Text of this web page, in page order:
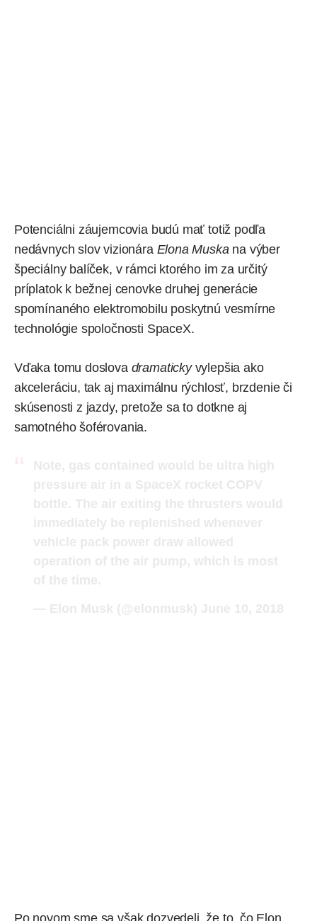
Potenciálni záujemcovia budú mať totiž podľa
nedávnych slov vizionára Elona Muska na výber
špeciálny balíček, v rámci ktorého im za určitý
príplatok k bežnej cenovke druhej generácie
spomínaného elektromobilu poskytnú vesmírne
technológie spoločnosti SpaceX.
Vďaka tomu doslova dramatickyvylepšia ako
akceleráciu, tak aj maximálnu rýchlosť, brzdenie či
skúsenosti z jazdy, pretože sa to dotkne aj
samotného šoférovania.